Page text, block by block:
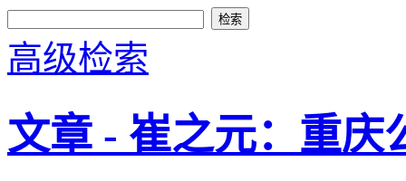
高级检索
文章 - 崔之元：重庆